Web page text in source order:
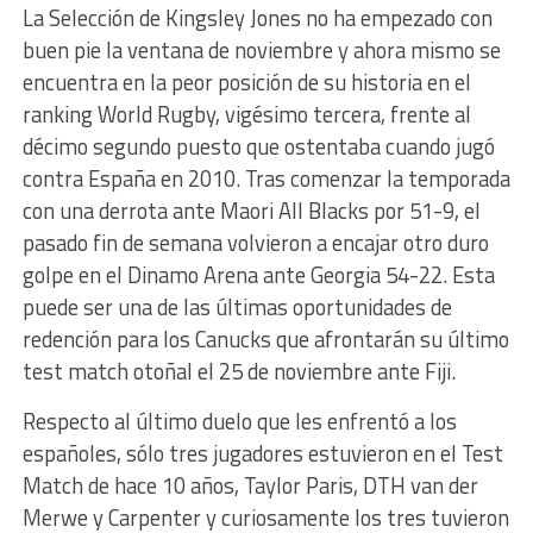
La Selección de Kingsley Jones no ha empezado con
buen pie la ventana de noviembre y ahora mismo se
encuentra en la peor posición de su historia en el
ranking World Rugby, vigésimo tercera, frente al
décimo segundo puesto que ostentaba cuando jugó
contra España en 2010. Tras comenzar la temporada
con una derrota ante Maori All Blacks por 51-9, el
pasado fin de semana volvieron a encajar otro duro
golpe en el Dinamo Arena ante Georgia 54-22. Esta
puede ser una de las últimas oportunidades de
redención para los Canucks que afrontarán su último
test match otoñal el 25 de noviembre ante Fiji.
Respecto al último duelo que les enfrentó a los
españoles, sólo tres jugadores estuvieron en el Test
Match de hace 10 años, Taylor Paris, DTH van der
Merwe y Carpenter y curiosamente los tres tuvieron